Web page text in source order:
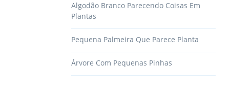
Algodão Branco Parecendo Coisas Em
Plantas
Pequena Palmeira Que Parece Planta
Árvore Com Pequenas Pinhas